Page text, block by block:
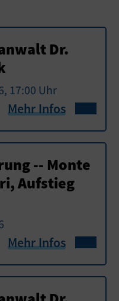
Dr.
17:00 Uhr
Mehr Infos
-- Monte
Aufstieg
Mehr Infos